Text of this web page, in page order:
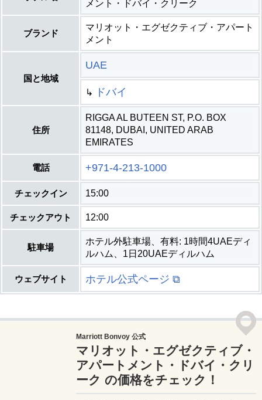
メント・ドバイ・クリーク
ブランド
マリオット・エグゼクティブ・アパート
メント
国と地域
UAE
↳ ドバイ
住所
RIGGA AL BUTEEN ST, P.O. BOX
81148, DUBAI, UNITED ARAB
EMIRATES
電話 +971-4-213-1000
チェックイン 15:00
チェックアウト 12:00
駐車場
ホテル外駐車場、有料: 1時間4UAEディ
ルハム、1日20UAEディルハム
ウェブサイト ホテル公式ページ ⧉
Marriott Bonvoy 公式
マリオット・エグゼクティブ・
アパートメント・ドバイ・クリ
ーク の価格をチェック！